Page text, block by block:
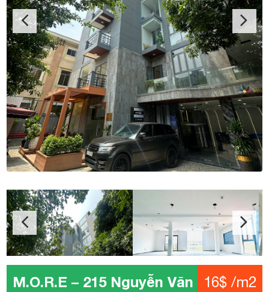
M.O.R.E – 215 Nguyễn Văn Thủ16$ /m2
Địa chỉ: Nguyễn Văn Thủ, P.Đakao, Quận 1
Kết cấu: 1 Hầm – 1 Trệt – 7 Tầng – 1 thang máy
Diện tích: 400
Giá: 16$ /m2
Phí quản lý: 3$ /m2